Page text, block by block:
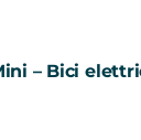
– Bici